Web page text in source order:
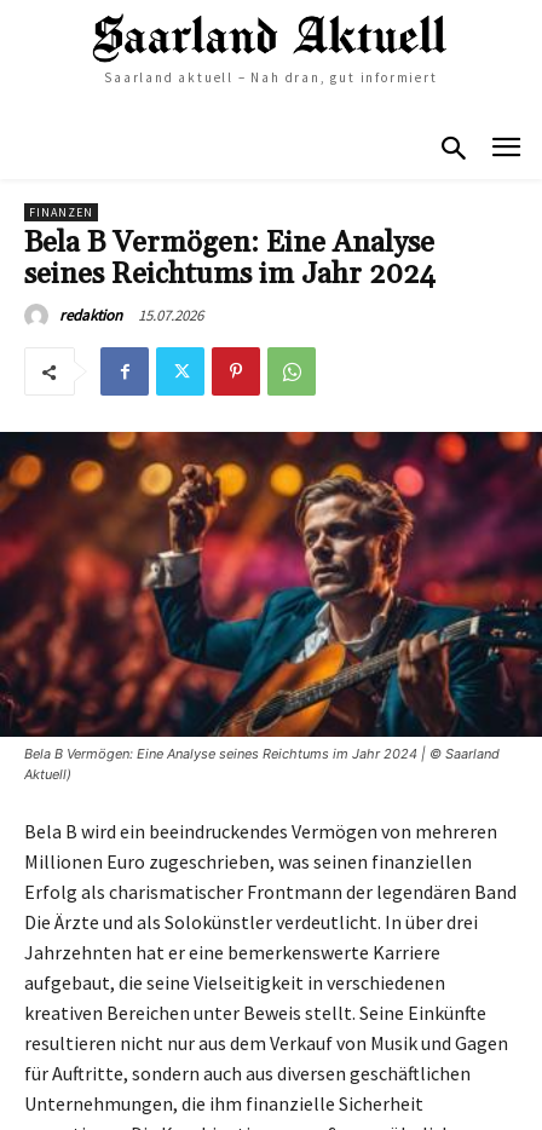
Saarland aktuell – Nah dran, gut informiert
FINANZEN
Bela B Vermögen: Eine Analyse
seines Reichtums im Jahr 2024
redaktion 15.07.2026
Bela B Vermögen: Eine Analyse seines Reichtums im Jahr 2024 | © Saarland
Aktuell)
Bela B wird ein beeindruckendes Vermögen von mehreren
Millionen Euro zugeschrieben, was seinen finanziellen
Erfolg als charismatischer Frontmann der legendären Band
Die Ärzte und als Solokünstler verdeutlicht. In über drei
Jahrzehnten hat er eine bemerkenswerte Karriere
aufgebaut, die seine Vielseitigkeit in verschiedenen
kreativen Bereichen unter Beweis stellt. Seine Einkünfte
resultieren nicht nur aus dem Verkauf von Musik und Gagen
für Auftritte, sondern auch aus diversen geschäftlichen
Unternehmungen, die ihm finanzielle Sicherheit